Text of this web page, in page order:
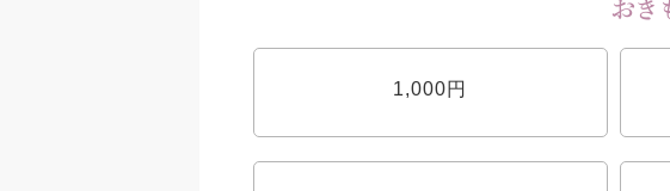
1,000円